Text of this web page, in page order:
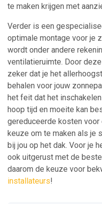
te maken krijgen met
Verder is een
optimale montage voor je
wordt onder andere
ventilatieruimte. Door
zeker dat je het
behalen voor jouw
het feit dat het
hoop tijd en moeite kan
gereduceerde kosten
keuze om te maken als je
bij jou op het dak. Voor je
ook uitgerust met de
daarom de keuze voor
installateurs!